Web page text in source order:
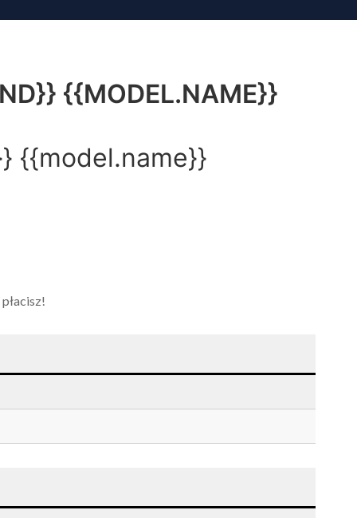
{{MODEL.NAME}}
{{model.name}}